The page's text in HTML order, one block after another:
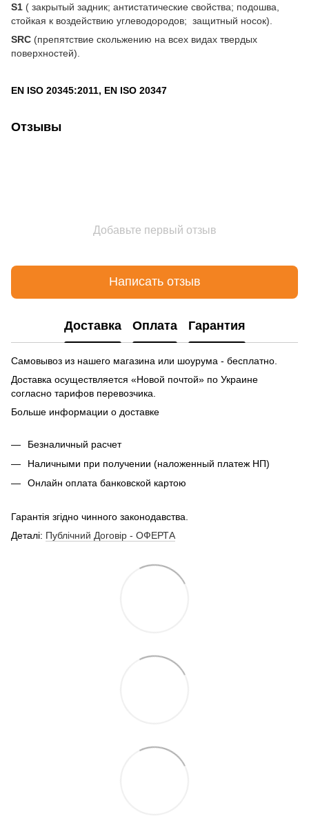
S1 ( закрытый задник; антистатические свойства; подошва,
стойкая к воздействию углеводородов; защитный носок).
SRC (препятствие скольжению на всех видах твердых
поверхностей).
EN ISO 20345:2011, EN ISO 20347
Отзывы
Добавьте первый отзыв
Написать отзыв
Доставка Оплата Гарантия
Самовывоз из нашего магазина или шоурума - бесплатно.
Доставка осуществляется «Новой почтой» по Украине
согласно тарифов перевозчика.
Больше информации о доставке
Безналичный расчет
Наличными при получении (наложенный платеж НП)
Онлайн оплата банковской картою
Гарантія згідно чинного законодавства.
Деталі: Публічний Договір - ОФЕРТА